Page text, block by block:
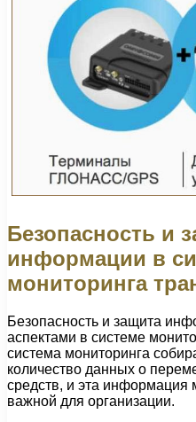
Безопасность и
информации в
мониторинга
Безопасность и защита
аспектами в системе
система мониторинга
количество данных о
средств, и эта информация
важной для организации.